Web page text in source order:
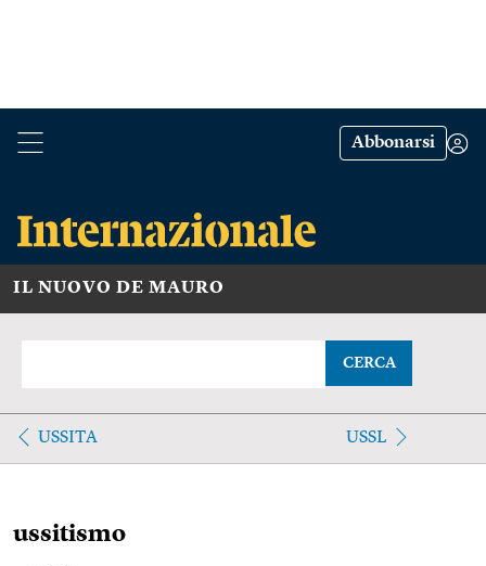
Abbonarsi
IL NUOVO DE MAURO
CERCA
USSITA USSL
ussitismo